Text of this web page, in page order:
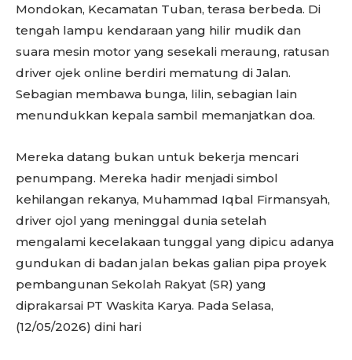
Mondokan, Kecamatan Tuban, terasa berbeda. Di
tengah lampu kendaraan yang hilir mudik dan
suara mesin motor yang sesekali meraung, ratusan
driver ojek online berdiri mematung di Jalan.
Sebagian membawa bunga, lilin, sebagian lain
menundukkan kepala sambil memanjatkan doa.
Mereka datang bukan untuk bekerja mencari
penumpang. Mereka hadir menjadi simbol
kehilangan rekanya, Muhammad Iqbal Firmansyah,
driver ojol yang meninggal dunia setelah
mengalami kecelakaan tunggal yang dipicu adanya
gundukan di badan jalan bekas galian pipa proyek
pembangunan Sekolah Rakyat (SR) yang
diprakarsai PT Waskita Karya. Pada Selasa,
(12/05/2026) dini hari